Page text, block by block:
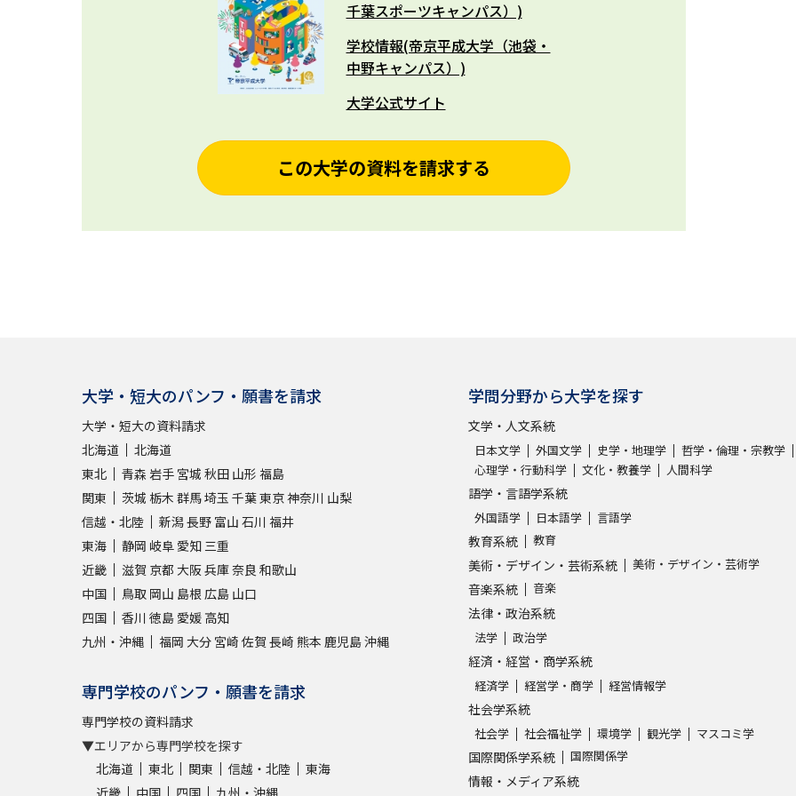
千葉スポーツキャンパス）)
学校情報(帝京平成大学（池袋・
中野キャンパス）)
大学公式サイト
この大学の資料を請求する
大学・短大のパンフ・願書を請求
大学・短大の資料請求
北海道
北海道
東北
青森 岩手 宮城 秋田 山形 福島
関東
茨城 栃木 群馬埼玉 千葉東京神奈川 山梨
信越・北陸
新潟長野 富山 石川 福井
東海
静岡 岐阜 愛知 三重
近畿
滋賀 京都 大阪兵庫奈良 和歌山
中国
鳥取 岡山 島根 広島 山口
四国
香川 徳島 愛媛 高知
九州・沖縄
福岡 大分 宮崎 佐賀 長崎 熊本 鹿児島沖縄
専門学校のパンフ・願書を請求
専門学校の資料請求
▼エリアから専門学校を探す
北海道
東北 関東 信越・北陸
東海
近畿
中国 四国 九州・沖縄
学問分野から大学を探す
文学・人文系統
日本文学 外国文学 史学・地理学
哲学・倫理・宗教学
心理学・行動科学
文化・教養学 人間科学
語学・言語学系統
外国語学 日本語学 言語学
教育系統 教育
美術・デザイン・芸術系統 美術・デザイン・芸術学
音楽系統 音楽
法律・政治系統
法学 政治学
経済・経営・商学系統
経済学 経営学・商学 経営情報学
社会学系統
社会学 社会福祉学 環境学 観光学 マスコミ学
国際関係学系統 国際関係学
情報・メディア系統